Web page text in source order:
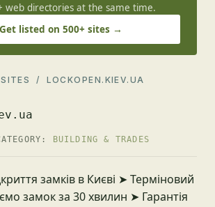
web directories at the same time.
Get listed on 500+ sites →
SITES / LOCKOPEN.KIEV.UA
BUILDING & TRADES
замків в Києві ➤ Терміновий
замок за 30 хвилин ➤ Гарантія